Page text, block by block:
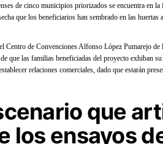
de cinco municipios priorizados se encuentra en
que los beneficiarios han sembrado en las huertas
Centro de Convenciones Alfonso López Pumarejo
que las familias beneficiadas del proyecto exhiban
relaciones comerciales, dado que estarán
que
los ensayos